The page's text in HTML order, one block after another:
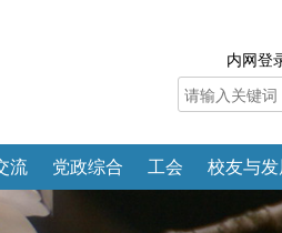
内网登
流 党政综合 工会 校友与